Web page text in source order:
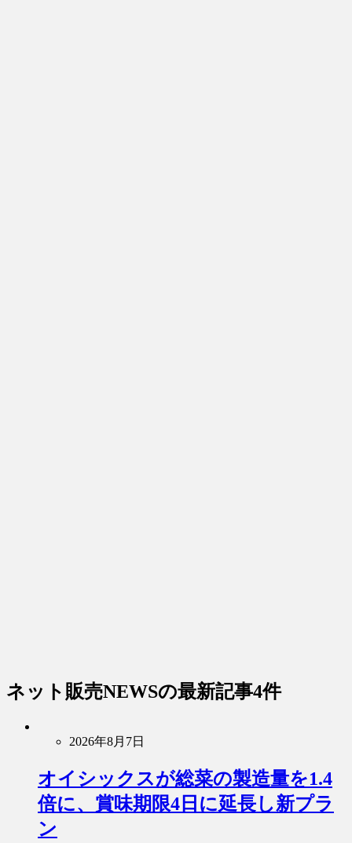
ネット販売NEWSの最新記事4件
2026年8月7日
オイシックスが総菜の製造量を1.4
倍に、賞味期限4日に延長し新プラ
ン